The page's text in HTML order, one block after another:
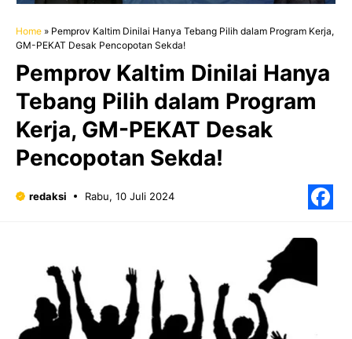
Home » Pemprov Kaltim Dinilai Hanya Tebang Pilih dalam Program Kerja,
GM-PEKAT Desak Pencopotan Sekda!
Pemprov Kaltim Dinilai Hanya
Tebang Pilih dalam Program
Kerja, GM-PEKAT Desak
Pencopotan Sekda!
redaksi Rabu, 10 Juli 2024